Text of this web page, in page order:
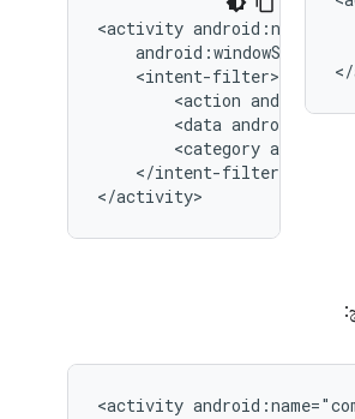
<activity
<action
<data
<category
</intent-filter>
</activity>
<activity